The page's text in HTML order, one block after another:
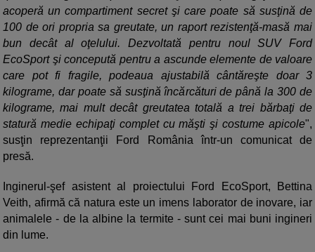
acoperă un compartiment secret şi care poate să susţină de
100 de ori propria sa greutate, un raport rezistenţă-masă mai
bun decât al oţelului. Dezvoltată pentru noul SUV Ford
EcoSport şi concepută pentru a ascunde elemente de valoare
care pot fi fragile, podeaua ajustabilă cântăreşte doar 3
kilograme, dar poate să susţină încărcături de până la 300 de
kilograme, mai mult decât greutatea totală a trei bărbaţi de
statură medie echipaţi complet cu măşti şi costume apicole",
susţin reprezentanţii Ford România într-un comunicat de
presă.
Inginerul-şef asistent al proiectului Ford EcoSport, Bettina
Veith, afirmă că natura este un imens laborator de inovare, iar
animalele - de la albine la termite - sunt cei mai buni ingineri
din lume.